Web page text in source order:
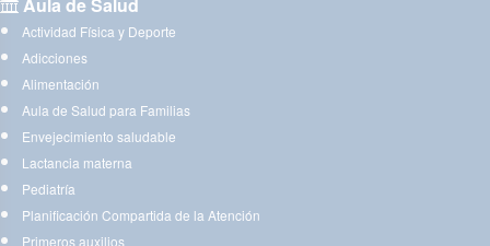
Actividad Física y Deporte
Adicciones
Alimentación
Aula de Salud para Familias
Envejecimiento saludable
Lactancia materna
Pediatría
Planificación Compartida de la Atención
Primeros auxilios